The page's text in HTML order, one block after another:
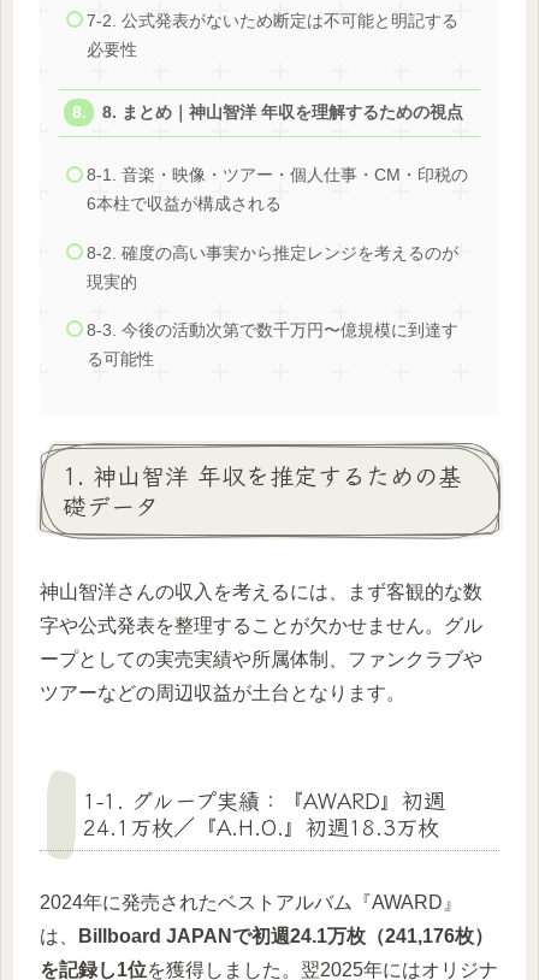
7-2. 公式発表がないため断定は不可能と明記する
必要性
8. まとめ｜神山智洋 年収を理解するための視点
8-1. 音楽・映像・ツアー・個人仕事・CM・印税の
6本柱で収益が構成される
8-2. 確度の高い事実から推定レンジを考えるのが
現実的
8-3. 今後の活動次第で数千万円〜億規模に到達す
る可能性
1. 神山智洋 年収を推定するための基
礎データ
神山智洋さんの収入を考えるには、まず客観的な数
字や公式発表を整理することが欠かせません。グル
ープとしての実売実績や所属体制、ファンクラブや
ツアーなどの周辺収益が土台となります。
1-1. グループ実績：『AWARD』初週
24.1万枚／『A.H.O.』初週18.3万枚
2024年に発売されたベストアルバム『AWARD』
は、
Billboard JAPANで初週24.1万枚（241,176枚）
を記録し1位を獲得しました。翌2025年にはオリジナ